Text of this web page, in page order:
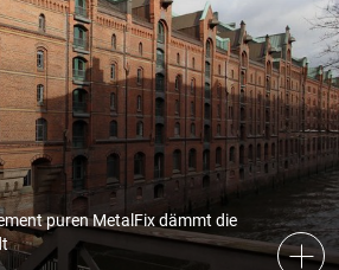
puren MetalFix dämmt die